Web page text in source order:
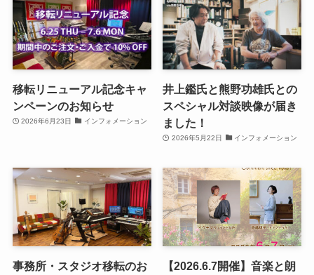
移転リニューアル記念キャ
ンペーンのお知らせ
2026年6月23日 インフォメーション
井上鑑氏と熊野功雄氏との
スペシャル対談映像が届き
ました！
2026年5月22日 インフォメーション
事務所・スタジオ移転のお
【2026.6.7開催】音楽と朗